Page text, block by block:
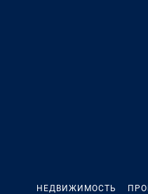
НЕДВИЖИМОСТЬ